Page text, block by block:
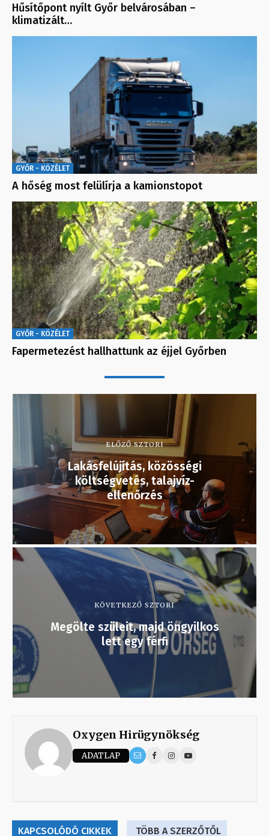
Hűsítőpont nyílt Győr belvárosában –
klimatizált…
GYŐR - KÖZÉLET
A hőség most felülírja a kamionstopot
GYŐR - KÖZÉLET
Fapermetezést hallhattunk az éjjel Győrben
ELŐZŐ SZTORI
Lakásfelújítás, közösségi
költségvetés, talajvíz-
ellenőrzés
KÖVETKEZŐ SZTORI
Megölte szüleit, majd öngyilkos
lett egy férfi
Oxygen Hirügynökség
ADATLAP
KAPCSOLÓDÓ CIKKEK TÖBB A SZERZŐTŐL